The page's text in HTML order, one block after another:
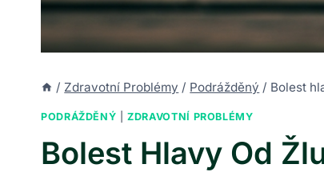
/ Zdravotní Problémy / Podrážděný / Bolest
PODRÁŽDĚNÝ |ZDRAVOTNÍ PROBLÉMY
Bolest Hlavy Od